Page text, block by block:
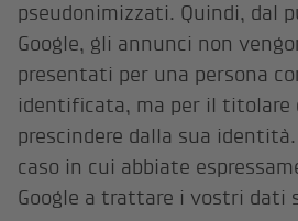
pseudonimizzati. Quindi, dal
Google, gli annunci non
presentati per una persona
identificata, ma per il titolare
prescindere dalla sua
caso in cui abbiate
Google a trattare i vostri dati